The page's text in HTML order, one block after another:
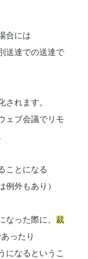
合には
送達での送達で
れます。
ェブ会議でリモ
ことになる
外もあり）
なった際に、 裁
ったり
になるというこ